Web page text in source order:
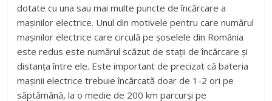
dotate cu una sau mai multe puncte de încărcare a
mașinilor electrice. Unul din motivele pentru care numărul
mașinilor electrice care circulă pe șoselele din România
este redus este numărul scăzut de stații de încărcare şi
distanţa între ele. Este important de precizat că bateria
mașinii electrice trebuie încărcată doar de 1-2 ori pe
săptămână, la o medie de 200 km parcurși pe